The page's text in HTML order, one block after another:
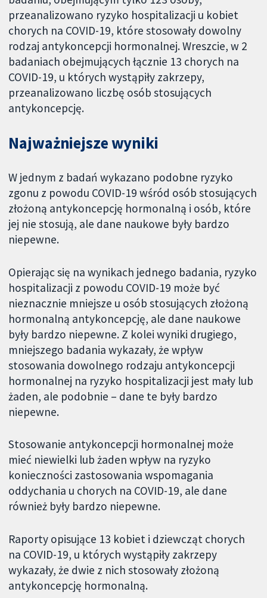
przeanalizowano ryzyko hospitalizacji u kobiet
chorych na COVID-19, które stosowały dowolny
rodzaj antykoncepcji hormonalnej. Wreszcie, w 2
badaniach obejmujących łącznie 13 chorych na
COVID-19, u których wystąpiły zakrzepy,
przeanalizowano liczbę osób stosujących
antykoncepcję.
Najważniejsze wyniki
W jednym z badań wykazano podobne ryzyko
zgonu z powodu COVID-19 wśród osób stosujących
złożoną antykoncepcję hormonalną i osób, które
jej nie stosują, ale dane naukowe były bardzo
niepewne.
Opierając się na wynikach jednego badania, ryzyko
hospitalizacji z powodu COVID-19 może być
nieznacznie mniejsze u osób stosujących złożoną
hormonalną antykoncepcję, ale dane naukowe
były bardzo niepewne. Z kolei wyniki drugiego,
mniejszego badania wykazały, że wpływ
stosowania dowolnego rodzaju antykoncepcji
hormonalnej na ryzyko hospitalizacji jest mały lub
żaden, ale podobnie – dane te były bardzo
niepewne.
Stosowanie antykoncepcji hormonalnej może
mieć niewielki lub żaden wpływ na ryzyko
konieczności zastosowania wspomagania
oddychania u chorych na COVID-19, ale dane
również były bardzo niepewne.
Raporty opisujące 13 kobiet i dziewcząt chorych
na COVID-19, u których wystąpiły zakrzepy
wykazały, że dwie z nich stosowały złożoną
antykoncepcję hormonalną.